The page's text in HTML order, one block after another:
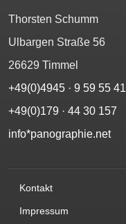
Thorsten Schumm
Ulbargen Straße 56
26629 Timmel
+49(0)4945 · 9 59 55 41
+49(0)179 · 44 30 157‬
info*panographie.net
Kontakt
Impressum